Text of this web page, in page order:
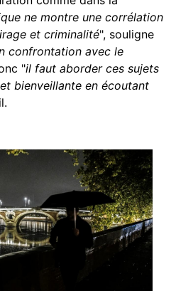
ne montre une corrélation
et criminalité", souligne
confrontation avec le
"il faut aborder ces sujets
bienveillante en écoutant